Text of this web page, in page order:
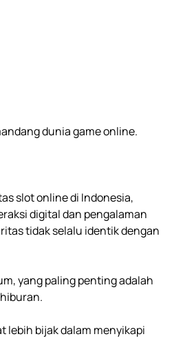
dunia game online.
slot online di Indonesia,
digital dan pengalaman
tidak selalu identik dengan
yang paling penting adalah
lebih bijak dalam menyikapi